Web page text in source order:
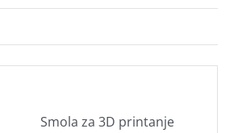
Smola za 3D printanje